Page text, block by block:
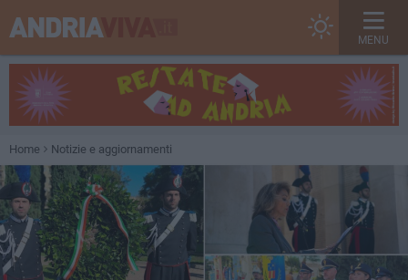
MENU
Home Notizie e aggiornamenti